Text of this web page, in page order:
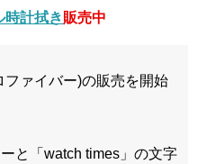
時計拭き販売中
ァイバー)の販売を開始
と「watch times」の文字